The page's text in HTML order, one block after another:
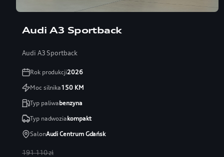
Audi A3 Sportback
Audi A3 Sportback
Rok produkcji2026
Moc silnika150KM
Typ paliwabenzyna
Typ nadwoziakompakt
SalonAudi Centrum Gdańsk
191 110 zł